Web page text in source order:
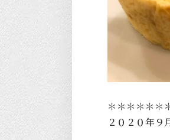
＊＊＊＊＊＊
２０２０年９